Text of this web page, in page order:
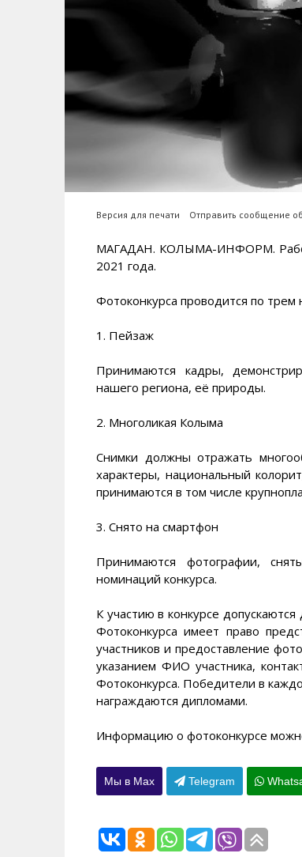
Версия для печати Отправить сообщение
МАГАДАН. КОЛЫМА-ИНФОРМ.
2021 года.
Фотоконкурса проводится по трем
1. Пейзаж
Принимаются кадры,
нашего региона, её природы.
2. Многоликая Колыма
Снимки должны отражать
характеры, национальный
принимаются в том числе
3. Снято на смартфон
Принимаются фотографии,
номинаций конкурса.
К участию в конкурсе
Фотоконкурса имеет право
участников и предоставление
указанием ФИО участника,
Фотоконкурса. Победители в
награждаются дипломами.
Информацию о фотоконкурсе
Мы в Max Telegram